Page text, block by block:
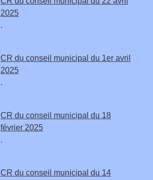
2025
.
CR du conseil municipal du 1er avril
2025
.
CR du conseil municipal du 18
février 2025
.
CR du conseil municipal du 14